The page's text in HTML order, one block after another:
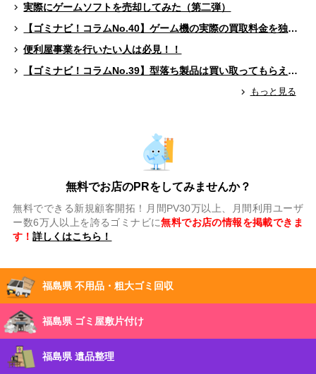
実際にゲームソフトを売却してみた（第二弾）
【ゴミナビ！コラムNo.40】ゲーム機の実際の買取料金を独自調査！！
便利屋事業を行いたい人は必見！！
【ゴミナビ！コラムNo.39】型落ち製品は買い取ってもらえる？（ゲームソフト編）
もっと見る
無料でお店のPRをしてみませんか？
無料でできる新規顧客開拓！月間PV30万以上、月間利用ユーザ
ー数6万人以上を誇るゴミナビに無料でお店の情報を掲載できま
す！詳しくはこちら！
福島県 不用品・粗大ゴミ回収
福島県 ゴミ屋敷片付け
福島県 遺品整理